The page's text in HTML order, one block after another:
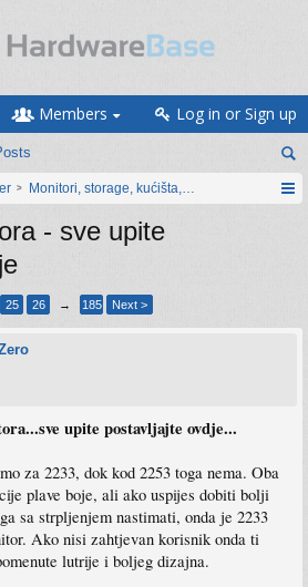
Members Log in or Sign up
Monitori, storage, kućišta, periferija
- sve upite
25 26 → 185 Next >
upite postavljajte ovdje...
za 2233, dok kod 2253 toga nema. Oba
plave boje, ali ako uspijes dobiti bolji
sa strpljenjem nastimati, onda je 2233
Ako nisi zahtjevan korisnik onda ti
lutrije i boljeg dizajna.